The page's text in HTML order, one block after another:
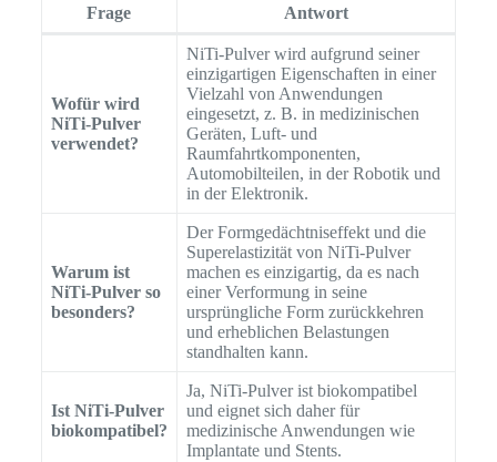
Frage Antwort
Wofür wird
NiTi-Pulver
verwendet?
NiTi-Pulver wird aufgrund seiner
einzigartigen Eigenschaften in einer
Vielzahl von Anwendungen
eingesetzt, z. B. in medizinischen
Geräten, Luft- und
Raumfahrtkomponenten,
Automobilteilen, in der Robotik und
in der Elektronik.
Warum ist
NiTi-Pulver so
besonders?
Der Formgedächtniseffekt und die
Superelastizität von NiTi-Pulver
machen es einzigartig, da es nach
einer Verformung in seine
ursprüngliche Form zurückkehren
und erheblichen Belastungen
standhalten kann.
Ist NiTi-Pulver
biokompatibel?
Ja, NiTi-Pulver ist biokompatibel
und eignet sich daher für
medizinische Anwendungen wie
Implantate und Stents.